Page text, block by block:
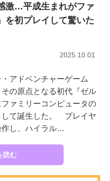
激…平成生まれがファ
を初プレイして驚いた
2025.10.01
アドベンチャーゲーム
の原点となる初代『ゼル
ァミリーコンピュータの
して誕生した。 プレイヤ
作し、ハイラル…
読む